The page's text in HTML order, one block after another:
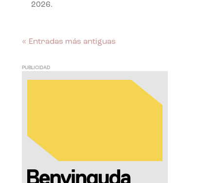
2026.
« Entradas más antiguas
PUBLICIDAD